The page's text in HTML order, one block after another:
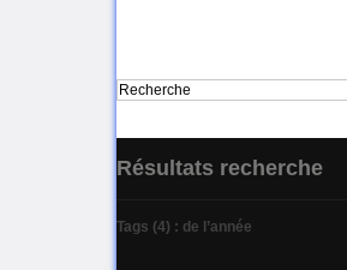
Résultats recherche
Tags (4) : de l’année